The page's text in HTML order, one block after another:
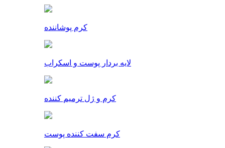
کرم پوشاننده
لایه بردار پوست و اسکراب
کرم و ژل ترمیم کننده
کرم سفت کننده پوست